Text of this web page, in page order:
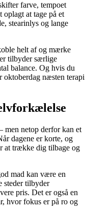
farve, tempoet
at tage på et
stearinlys og lange
helt af og mærke
tilbyder særlige
balance. Og hvis du
oktoberdag næsten terapi
men netop derfor kan et
dagene er korte, og
at trække dig tilbage og
mad kan være en
steder tilbyder
pris. Det er også en
hvor fokus er på ro og